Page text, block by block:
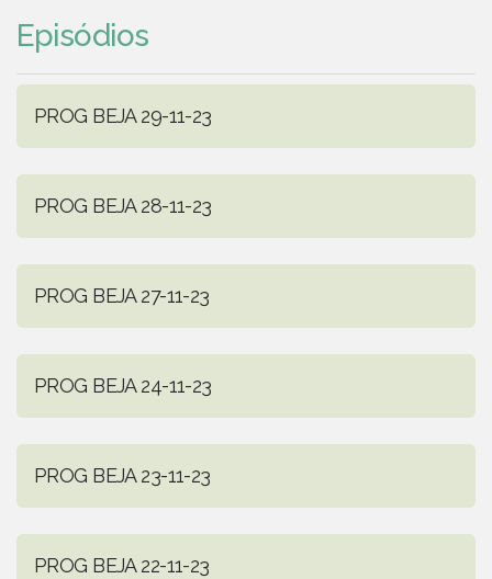
Episódios
PROG BEJA 29-11-23
PROG BEJA 28-11-23
PROG BEJA 27-11-23
PROG BEJA 24-11-23
PROG BEJA 23-11-23
PROG BEJA 22-11-23